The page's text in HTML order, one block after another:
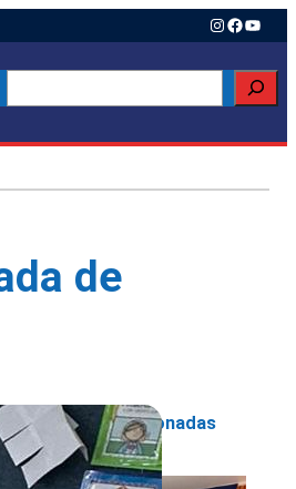
Instagram
Buscar
de
noticias relacionadas